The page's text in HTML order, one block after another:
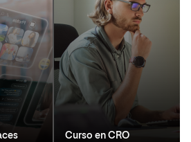
Curso en CRO